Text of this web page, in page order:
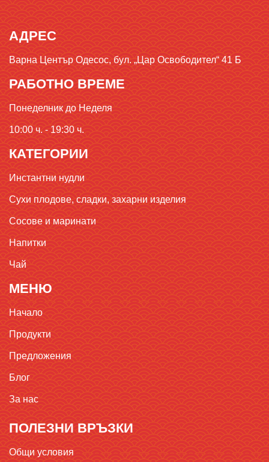
АДРЕС
Варна Център Одесос, бул. „Цар Освободител“ 41 Б
РАБОТНО ВРЕМЕ
Понеделник до Неделя
10:00 ч. - 19:30 ч.
КАТЕГОРИИ
Инстантни нудли
Сухи плодове, сладки, захарни изделия
Сосове и маринати
Напитки
Чай
МЕНЮ
Начало
Продукти
Предложения
Блог
За нас
ПОЛЕЗНИ ВРЪЗКИ
Общи условия